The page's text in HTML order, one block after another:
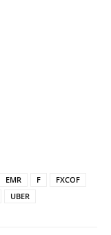
EMR F
FXCOF
UBER